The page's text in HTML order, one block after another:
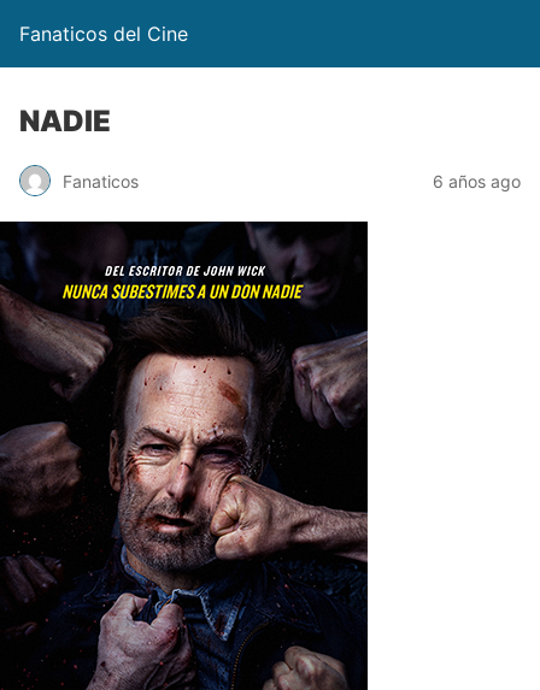
Fanaticos del Cine
NADIE
Fanaticos 6 años ago